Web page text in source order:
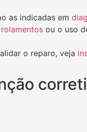
as indicadas em
ou o uso
o reparo, veja